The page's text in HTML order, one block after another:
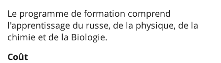
Le programme de formation comprend
l'apprentissage du russe, de la physique, de la
chimie et de la Biologie.
Coût